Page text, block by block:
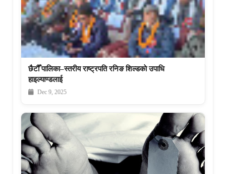
छैटौँ पालिका–स्तरीय राष्ट्रपति रनिङ शिल्डकाे उपाधि
हाइल्याण्डलाई
Dec 9, 2025